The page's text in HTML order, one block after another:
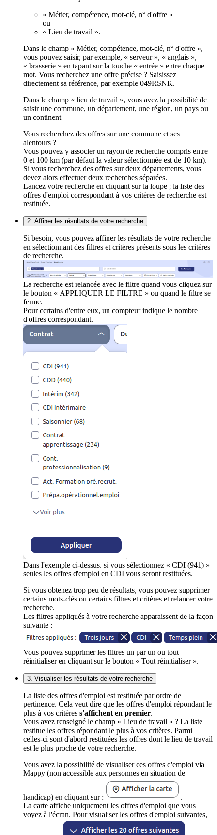
« Métier, compétence, mot-clé, n° d'offre »
ou
« Lieu de travail ».
Dans le champ « Métier, compétence, mot-clé, n° d'offre »,
vous pouvez saisir, par exemple, « serveur », « anglais »,
« brasserie » en tapant sur la touche « entrée » entre chaque
mot. Vous recherchez une offre précise ? Saisissez
directement sa référence, par exemple 049RSNK.
Dans le champ « lieu de travail », vous avez la possibilité de
saisir une commune, un département, une région, un pays ou
un continent.
Vous recherchez des offres sur une commune et ses
alentours ?
Vous pouvez y associer un rayon de recherche compris entre
0 et 100 km (par défaut la valeur sélectionnée est de 10 km).
Si vous recherchez des offres sur deux départements, vous
devez alors effectuer deux recherches séparées.
Lancez votre recherche en cliquant sur la loupe ; la liste des
offres d'emploi correspondant à vos critères de recherche est
restituée.
2. Affiner les résultats de votre recherche
Si besoin, vous pouvez affiner les résultats de votre recherche
en sélectionnant des filtres et critères présents sous les critères
de recherche.
La recherche est relancée avec le filtre quand vous cliquez sur
le bouton « APPLIQUER LE FILTRE » ou quand le filtre se
ferme.
Pour certains d'entre eux, un compteur indique le nombre
d'offres correspondant.
Dans l'exemple ci-dessus, si vous sélectionnez « CDI (941) »
seules les offres d'emploi en CDI vous seront restituées.
Si vous obtenez trop peu de résultats, vous pouvez supprimer
certains mots-clés ou certains filtres et critères et relancer votre
recherche.
Les filtres appliqués à votre recherche apparaissent de la façon
suivante :
Vous pouvez supprimer les filtres un par un ou tout
réinitialiser en cliquant sur le bouton « Tout réinitialiser ».
3. Visualiser les résultats de votre recherche
La liste des offres d'emploi est restituée par ordre de
pertinence. Cela veut dire que les offres d'emploi répondant le
plus à vos critères s'affichent en premier.
Vous avez renseigné le champ « Lieu de travail » ? La liste
restitue les offres répondant le plus à vos critères. Parmi
celles-ci sont d'abord restituées les offres dont le lieu de travail
est le plus proche de votre recherche.
Vous avez la possibilité de visualiser ces offres d'emploi via
Mappy (non accessible aux personnes en situation de
handicap) en cliquant sur :
.
La carte affiche uniquement les offres d'emploi que vous
voyez à l'écran. Pour visualiser les offres d'emploi suivantes,